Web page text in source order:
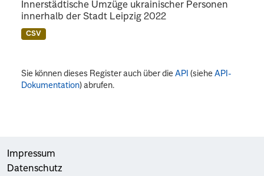
Innerstädtische Umzüge ukrainischer Personen
innerhalb der Stadt Leipzig 2022
CSV
Sie können dieses Register auch über dieAPI (sieheAPI-
Dokumentation) abrufen.
Impressum
Datenschutz